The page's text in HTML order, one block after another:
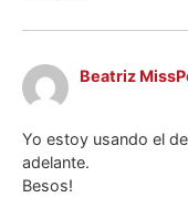
Beatriz
Yo estoy usando el
adelante.
Besos!